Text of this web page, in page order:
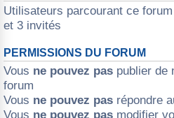
Utilisateurs parcourant ce
et 3 invités
PERMISSIONS DU FORUM
Vous ne pouvez pas publier de
forum
Vous ne pouvez pas répondre
Vous ne pouvez pas modifier